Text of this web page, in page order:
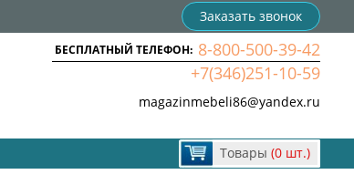
Заказать звонок
БЕСПЛАТНЫЙ ТЕЛЕФОН: 8-800-500-39-42
+7(346)251-10-59
magazinmebeli86@yandex.ru
Товары (0 шт.)